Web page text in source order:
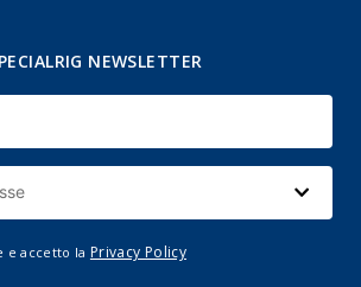
NEWSLETTER
e accetto la Privacy Policy